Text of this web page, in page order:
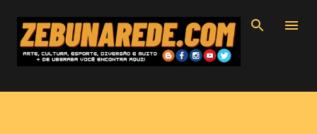
Pular para o conteúdo principal